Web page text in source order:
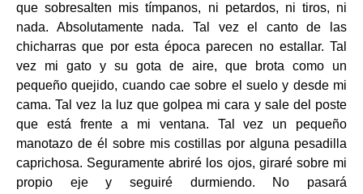
que sobresalten mis tímpanos, ni petardos, ni tiros, ni
nada. Absolutamente nada. Tal vez el canto de las
chicharras que por esta época parecen no estallar. Tal
vez mi gato y su gota de aire, que brota como un
pequeño quejido, cuando cae sobre el suelo y desde mi
cama. Tal vez la luz que golpea mi cara y sale del poste
que está frente a mi ventana. Tal vez un pequeño
manotazo de él sobre mis costillas por alguna pesadilla
caprichosa. Seguramente abriré los ojos, giraré sobre mi
propio eje y seguiré durmiendo. No pasará